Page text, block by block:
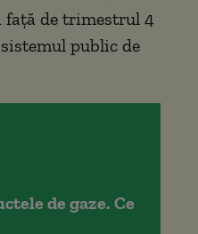
față de trimestrul 4
public de
de gaze. Ce